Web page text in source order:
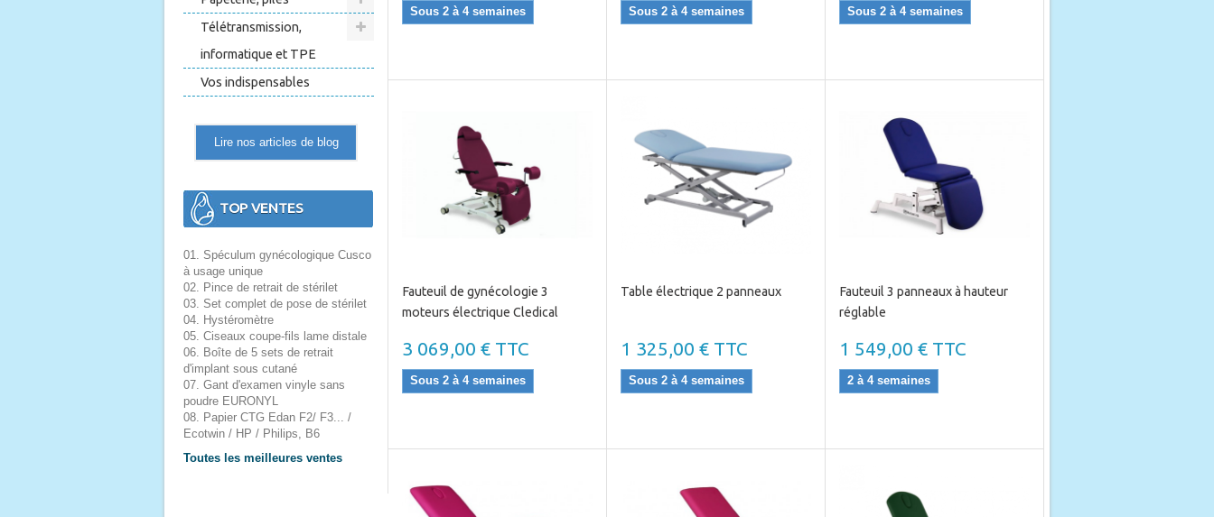
Télétransmission,
informatique et TPE
Vos indispensables
Lire nos articles de blog
TOP VENTES
01. Spéculum gynécologique Cusco
à usage unique
02. Pince de retrait de stérilet
03. Set complet de pose de stérilet
04. Hystéromètre
05. Ciseaux coupe-fils lame distale
06. Boîte de 5 sets de retrait
d'implant sous cutané
07. Gant d'examen vinyle sans
poudre EURONYL
08. Papier CTG Edan F2/ F3... /
Ecotwin / HP / Philips, B6
Toutes les meilleures ventes
Sous 2 à 4 semaines Sous 2 à 4 semaines Sous 2 à 4 semaines
Fauteuil de gynécologie 3
moteurs électrique Cledical
3 069,00 € TTC
Sous 2 à 4 semaines
Table électrique 2 panneaux
1 325,00 € TTC
Sous 2 à 4 semaines
Fauteuil 3 panneaux à hauteur
réglable
1 549,00 € TTC
2 à 4 semaines